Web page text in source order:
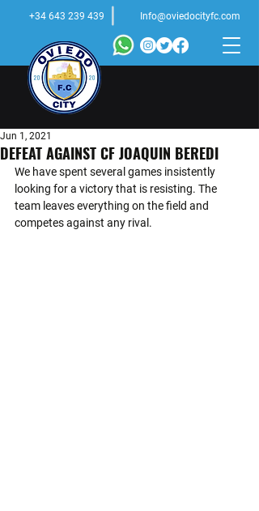
+34 643 239 439 Info@oviedocityfc.com
DEFEAT AGAINST CF JOAQUIN BEREDI
Jun 1, 2021
We have spent several games insistently
looking for a victory that is resisting. The
team leaves everything on the field and
competes against any rival.